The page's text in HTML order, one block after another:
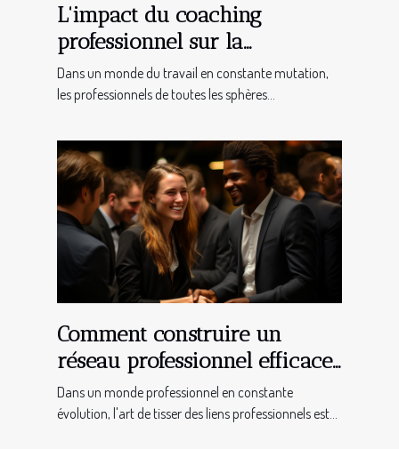
L'impact du coaching
professionnel sur la
progression de carrière dans
les régions de la Loire et de
Dans un monde du travail en constante mutation,
les professionnels de toutes les sphères...
Comment construire un
réseau professionnel efficace
dès le début de votre carrière
Dans un monde professionnel en constante
évolution, l'art de tisser des liens professionnels est...